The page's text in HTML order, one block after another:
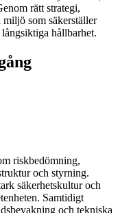
rätt strategi,
som säkerställer
hållbarhet.
riskbedömning,
och styrning.
säkerhetskultur och
Samtidigt
och tekniska